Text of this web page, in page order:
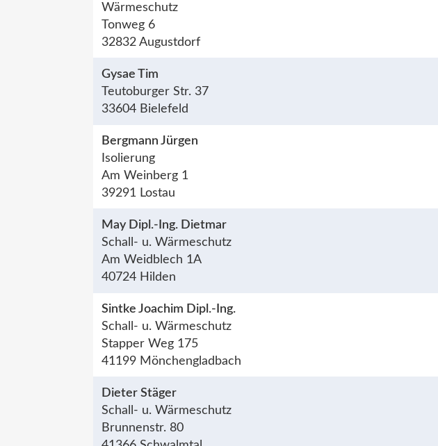
Wärmeschutz
Tonweg 6
32832 Augustdorf
Gysae Tim
Teutoburger Str. 37
33604 Bielefeld
Bergmann Jürgen
Isolierung
Am Weinberg 1
39291 Lostau
May Dipl.-Ing. Dietmar
Schall- u. Wärmeschutz
Am Weidblech 1A
40724 Hilden
Sintke Joachim Dipl.-Ing.
Schall- u. Wärmeschutz
Stapper Weg 175
41199 Mönchengladbach
Dieter Stäger
Schall- u. Wärmeschutz
Brunnenstr. 80